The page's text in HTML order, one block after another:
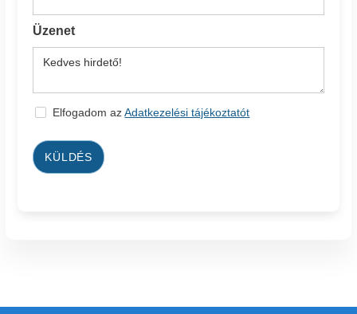
Üzenet
Elfogadom azAdatkezelési tájékoztatót
KÜLDÉS